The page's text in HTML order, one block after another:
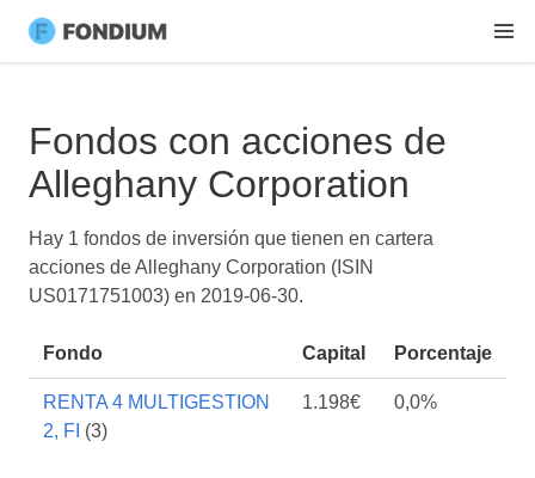
Fondos con acciones de
Alleghany Corporation
Hay 1 fondos de inversión que tienen en cartera
acciones de Alleghany Corporation (ISIN
US0171751003) en 2019-06-30.
Fondo Capital Porcentaje
RENTA 4 MULTIGESTION
2, FI (3)
1.198€ 0,0%